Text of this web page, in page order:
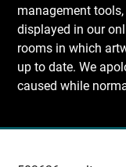
management
displayed in our
rooms in which
up to date. We
caused while
Recherche